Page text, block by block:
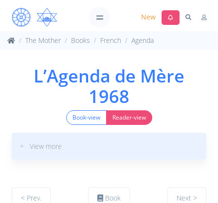
New
The Mother Books French Agenda
L’Agenda de Mère
1968
Book-view Reader-view
+ View more
< Prev. Book Next >